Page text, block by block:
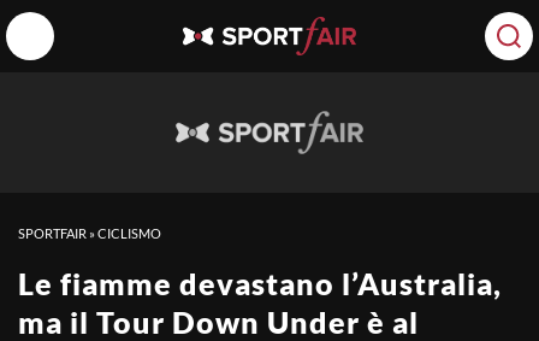
SPORTFAIR »CICLISMO
Le fiamme devastano l’Australia,
ma il Tour Down Under è al